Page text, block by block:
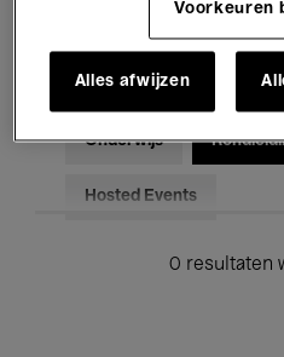
Voor iedereen
Onderwijs
Hosted Events
0 resultaten
Voorkeuren
Alles afwijzen